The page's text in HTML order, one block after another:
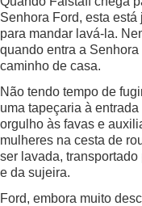
Senhora Ford, esta
para mandar lavá-la.
quando entra a
caminho de casa.
Não tendo tempo de
uma tapeçaria à
orgulho às favas e
mulheres na cesta de
ser lavada,
e da sujeira.
Ford, embora muito